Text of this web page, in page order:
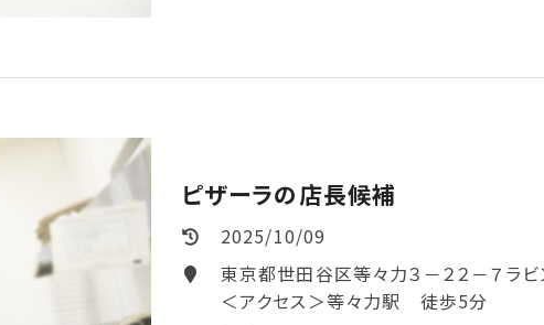
ピザーラの店長候補
2025/10/09
東京都世田谷区等々力３－２２－７ラビ
＜アクセス＞等々力駅 徒歩5分